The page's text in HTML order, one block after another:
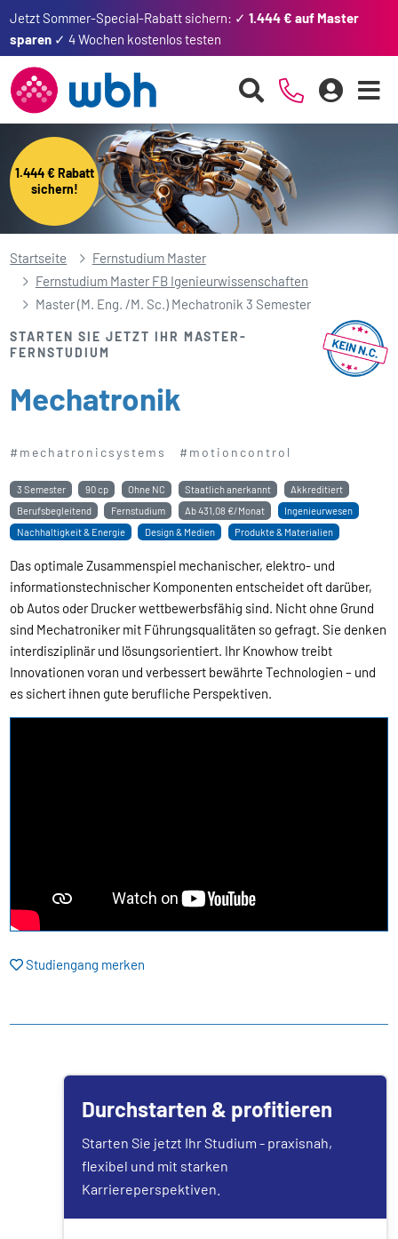
Jetzt Sommer-Special-Rabatt sichern: ✓1.444 € auf Master
sparen ✓ 4 Wochen kostenlos testen
1.444 € Rabatt
sichern!
Startseite
Fernstudium Master
Fernstudium Master FB Igenieurwissenschaften
Master (M. Eng. /M. Sc.) Mechatronik 3 Semester
STARTEN SIE JETZT IHR MASTER-
FERNSTUDIUM
Mechatronik
#mechatronicsystems #motioncontrol
3 Semester 90 cp Ohne NC Staatlich anerkannt
Akkreditiert
Berufsbegleitend
Fernstudium Ab431,08 €/Monat
Ingenieurwesen
Nachhaltigkeit & Energie
Design & Medien Produkte & Materialien
Das optimale Zusammenspiel mechanischer, elektro- und
informationstechnischer Komponenten entscheidet oft darüber,
ob Autos oder Drucker wettbewerbsfähig sind. Nicht ohne Grund
sind Mechatroniker mit Führungsqualitäten so gefragt. Sie denken
interdisziplinär und lösungsorientiert. Ihr Knowhow treibt
Innovationen voran und verbessert bewährte Technologien – und
es sichert ihnen gute berufliche Perspektiven.
Studiengang merken
Durchstarten & profitieren
Starten Sie jetzt Ihr Studium - praxisnah,
flexibel und mit starken
Karriereperspektiven.